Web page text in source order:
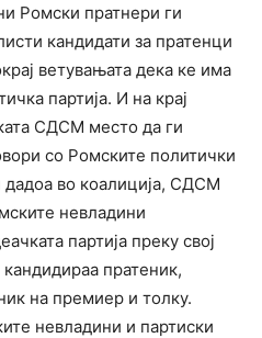
Ромски пратнери ги
кандидати за пратенци
ветувањата дека ке има
партија. И на крај
СДСМ место да ги
со Ромските политички
дадоа во коалиција, СДСМ
невладини
партија преку свој
пратеник,
на премиер и толку.
невладини и партиски